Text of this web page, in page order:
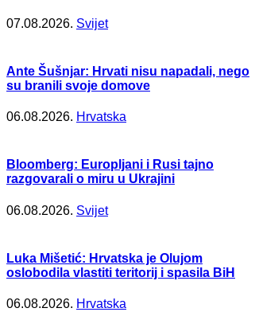
07.08.2026. Svijet
Ante Šušnjar: Hrvati nisu napadali, nego
su branili svoje domove
06.08.2026. Hrvatska
Bloomberg: Europljani i Rusi tajno
razgovarali o miru u Ukrajini
06.08.2026. Svijet
Luka Mišetić: Hrvatska je Olujom
oslobodila vlastiti teritorij i spasila BiH
06.08.2026. Hrvatska